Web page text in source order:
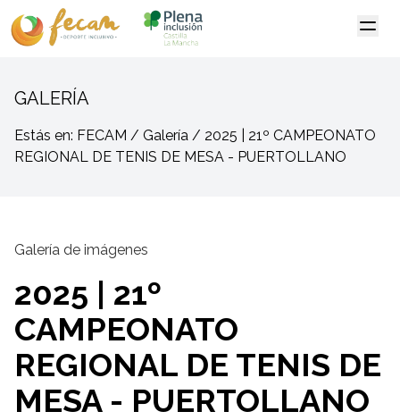
GALERÍA
Estás en: FECAM / Galería / 2025 | 21º CAMPEONATO
REGIONAL DE TENIS DE MESA - PUERTOLLANO
Galería de imágenes
2025 | 21º
CAMPEONATO
REGIONAL DE TENIS DE
MESA - PUERTOLLANO